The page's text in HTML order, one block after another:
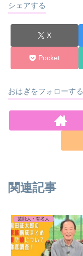
シェアする
X
Pocket
おはぎをフォローする
関連記事
芸能人・有名人